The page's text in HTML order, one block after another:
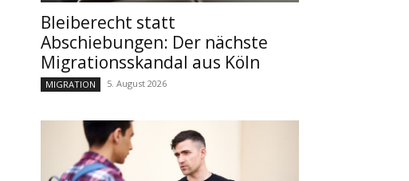
Bleiberecht statt
Abschiebungen: Der nächste
Migrationsskandal aus Köln
MIGRATION 5. August 2026